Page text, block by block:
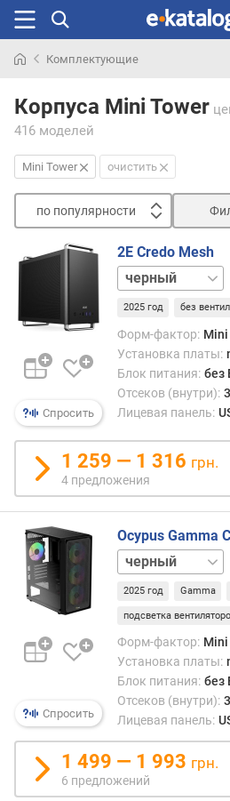
раньше
Комплектующие
Корпуса Mini Tower
416 моделей
Mini Tower очистить
по популярности
п
о
у
л
р
н
с
о
т
д
е
в
к
д
р
Спросить
2E Credo Mesh
белый
2025 год без
Форм-фактор: Mini
Установка платы:
Блок питания: без
Отсеков (внутри):
Лицевая панель:
1 259 — 1 316 грн.
4 предложения
Спросить
Ocypus Gamma
белый
2025 год Gamma
подсветка
Форм-фактор: Mini
Установка платы:
Блок питания: без
Отсеков (внутри):
Лицевая панель:
1 499 — 1 993 грн.
6 предложений